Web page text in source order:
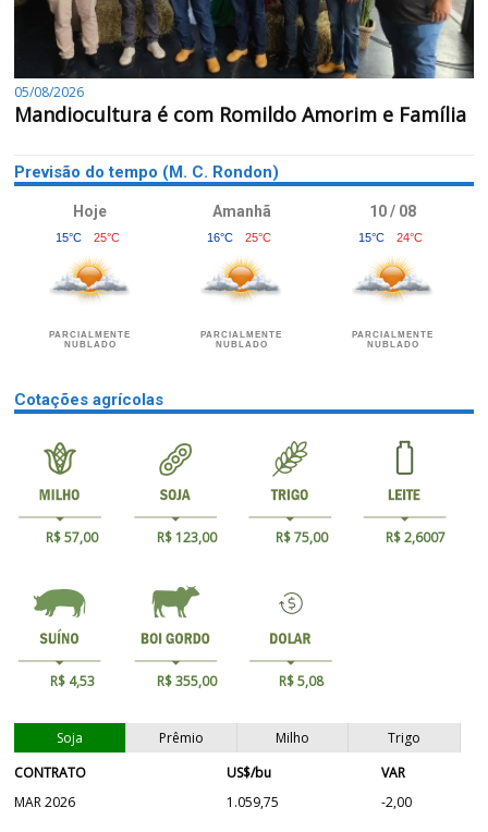
05/08/2026
Mandiocultura é com Romildo Amorim e Família
Previsão do tempo (M. C. Rondon)
Hoje
15°C 25°C
PARCIALMENTE
NUBLADO
Amanhã
16°C 25°C
PARCIALMENTE
NUBLADO
10 / 08
15°C 24°C
PARCIALMENTE
NUBLADO
Cotações agrícolas
R$ 57,00 R$ 123,00 R$ 75,00 R$ 2,6007
R$ 4,53 R$ 355,00 R$ 5,08
Soja Prêmio Milho
Trigo
CONTRATO
US$/bu
VAR
MAR 2026
1.059,75 -2,00